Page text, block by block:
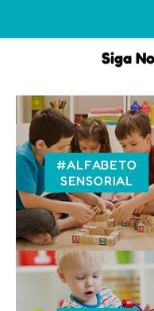
Siga
#ALFABETO
SENSORIAL